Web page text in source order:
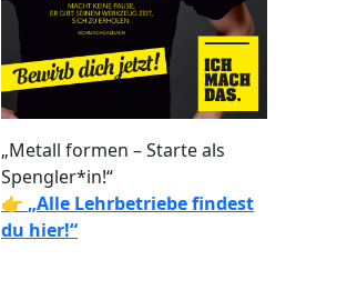
„Metall formen – Starte als
Spengler*in!“
👉 „Alle Lehrbetriebe findest
du hier!“